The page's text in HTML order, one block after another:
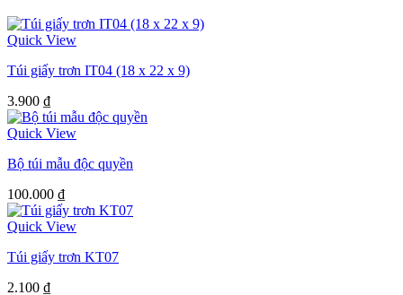
Quick View
Túi giấy trơn IT04 (18 x 22 x 9)
3.900 ₫
Quick View
Bộ túi mẫu độc quyền
100.000 ₫
Quick View
Túi giấy trơn KT07
2.100 ₫